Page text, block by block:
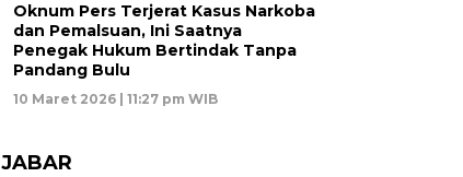
Oknum Pers Terjerat Kasus Narkoba
dan Pemalsuan, Ini Saatnya
Penegak Hukum Bertindak Tanpa
Pandang Bulu
10 Maret 2026 | 11:27 pm WIB
JABAR